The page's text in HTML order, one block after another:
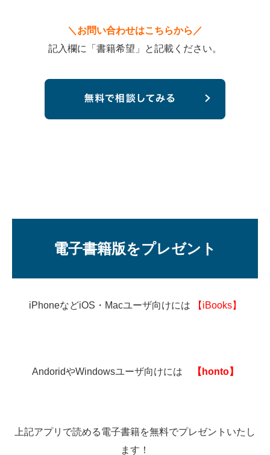
＼お問い合わせはこちらから／
記入欄に「書籍希望」と記載ください。
電子書籍版をプレゼント
iPhoneなどiOS・Macユーザ向けには 【iBooks】
AndoridやWindowsユーザ向けには 【honto】
上記アプリで読める電子書籍を無料でプレゼントいたし
ます！